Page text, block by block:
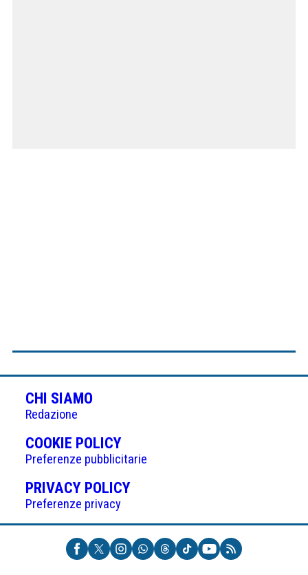
CHI SIAMO
Redazione
COOKIE POLICY(APRE
IN
UNA
NUOVA
Preferenze pubblicitarie
PRIVACY POLICY(APRE
UNA
NUOVA
SCHEDA)
Preferenze privacy